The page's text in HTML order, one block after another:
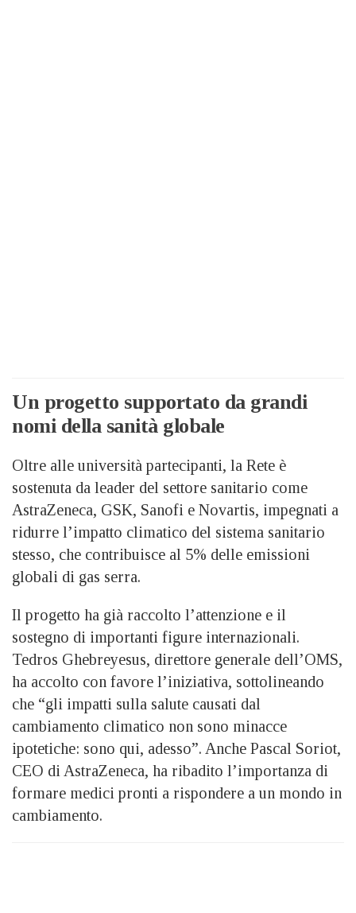
Un progetto supportato da grandi
nomi della sanità globale
Oltre alle università partecipanti, la Rete è
sostenuta da leader del settore sanitario come
AstraZeneca, GSK, Sanofi e Novartis, impegnati a
ridurre l’impatto climatico del sistema sanitario
stesso, che contribuisce al 5% delle emissioni
globali di gas serra.
Il progetto ha già raccolto l’attenzione e il
sostegno di importanti figure internazionali.
Tedros Ghebreyesus, direttore generale dell’OMS,
ha accolto con favore l’iniziativa, sottolineando
che “gli impatti sulla salute causati dal
cambiamento climatico non sono minacce
ipotetiche: sono qui, adesso”. Anche Pascal Soriot,
CEO di AstraZeneca, ha ribadito l’importanza di
formare medici pronti a rispondere a un mondo in
cambiamento.